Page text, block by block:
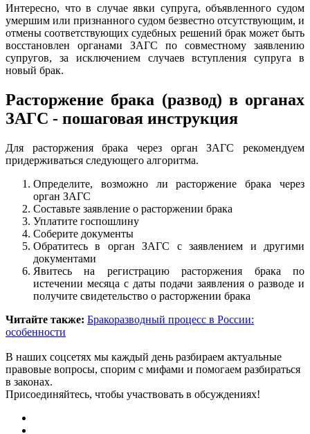
Интересно, что в случае явки супруга, объявленного судом
умершим или признанного судом безвестно отсутствующим, и
отмены соответствующих судебных решений брак может быть
восстановлен органами ЗАГС по совместному заявлению
супругов, за исключением случаев вступления супруга в
новый брак.
Расторжение брака (развод) в органах
ЗАГС - пошаговая инструкция
Для расторжения брака через орган ЗАГС рекомендуем
придерживаться следующего алгоритма.
Определите, возможно ли расторжение брака через
орган ЗАГС
Составьте заявление о расторжении брака
Уплатите госпошлину
Соберите документы
Обратитесь в орган ЗАГС с заявлением и другими
документами
Явитесь на регистрацию расторжения брака по
истечении месяца с даты подачи заявления о разводе и
получите свидетельство о расторжении брака
Читайте также: Бракоразводный процесс в России:
особенности
В наших соцсетях мы каждый день разбираем актуальные
правовые вопросы, спорим с мифами и помогаем разбираться
в законах.
Присоединяйтесь, чтобы участвовать в обсуждениях!